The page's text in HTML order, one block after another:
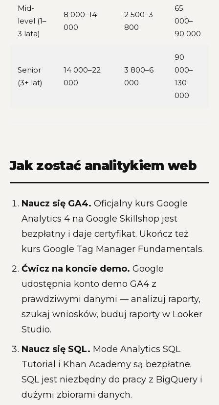
Mid-
level (1–
3 lata)
8 000–14
000
2 500–3
800
65
000–
90 000
Senior
(3+ lat)
14 000–22
000
3 800–6
000
90
000–
130
000
Jak zostać analitykiem web
Naucz się GA4. Oficjalny kurs Google
Analytics 4 na Google Skillshop jest
bezpłatny i daje certyfikat. Ukończ też
kurs Google Tag Manager Fundamentals.
Ćwicz na koncie demo. Google
udostępnia konto demo GA4 z
prawdziwymi danymi — analizuj raporty,
szukaj wniosków, buduj raporty w Looker
Studio.
Naucz się SQL. Mode Analytics SQL
Tutorial i Khan Academy są bezpłatne.
SQL jest niezbędny do pracy z BigQuery i
dużymi zbiorami danych.